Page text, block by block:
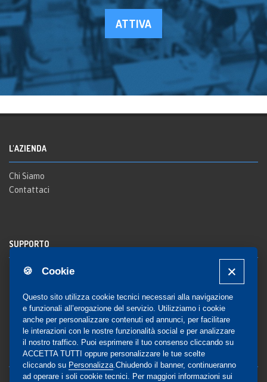
🍪 Cookie
Questo sito utilizza cookie tecnici necessari alla navigazione
e funzionali all’erogazione del servizio. Utilizziamo i cookie
anche per personalizzare contenuti ed annunci, per facilitare
le interazioni con le nostre funzionalità social e per analizzare
il nostro traffico. Puoi esprimere il tuo consenso cliccando su
ACCETTA TUTTI oppure personalizzare le tue scelte
cliccando su Personalizza .Chiudendo il banner, continueranno
ad operare i soli cookie tecnici. Per maggiori informazioni sui
ATTIVA
L'AZIENDA
Chi Siamo
Contattaci
SUPPORTO
Registrazione al sito
Notifica
COMMUNITY